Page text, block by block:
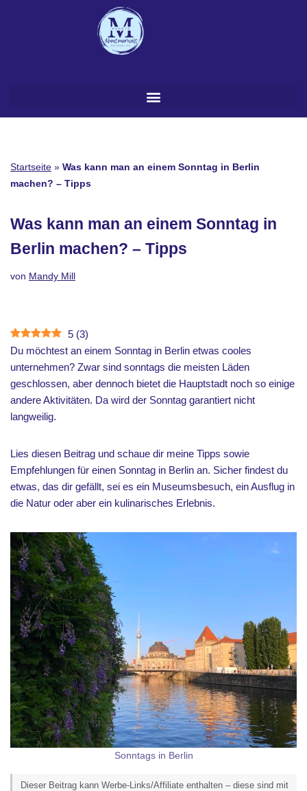
Startseite » Was kann man an einem Sonntag in Berlin
machen? – Tipps
Was kann man an einem Sonntag in
Berlin machen? – Tipps
von Mandy Mill
5 (3)
Du möchtest an einem Sonntag in Berlin etwas cooles
unternehmen? Zwar sind sonntags die meisten Läden
geschlossen, aber dennoch bietet die Hauptstadt noch so einige
andere Aktivitäten. Da wird der Sonntag garantiert nicht
langweilig.
Lies diesen Beitrag und schaue dir meine Tipps sowie
Empfehlungen für einen Sonntag in Berlin an. Sicher findest du
etwas, das dir gefällt, sei es ein Museumsbesuch, ein Ausflug in
die Natur oder aber ein kulinarisches Erlebnis.
Sonntags in Berlin
Dieser Beitrag kann Werbe-Links/Affiliate enthalten – diese sind mit